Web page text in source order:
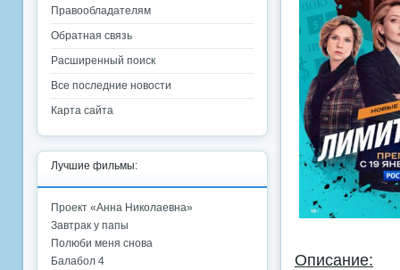
Описание:
Правообладателям
Обратная связь
Расширенный поиск
Все последние новости
Карта сайта
Лучшие фильмы:
Проект «Анна Николаевна»
Завтрак у папы
Полюби меня снова
Балабол 4